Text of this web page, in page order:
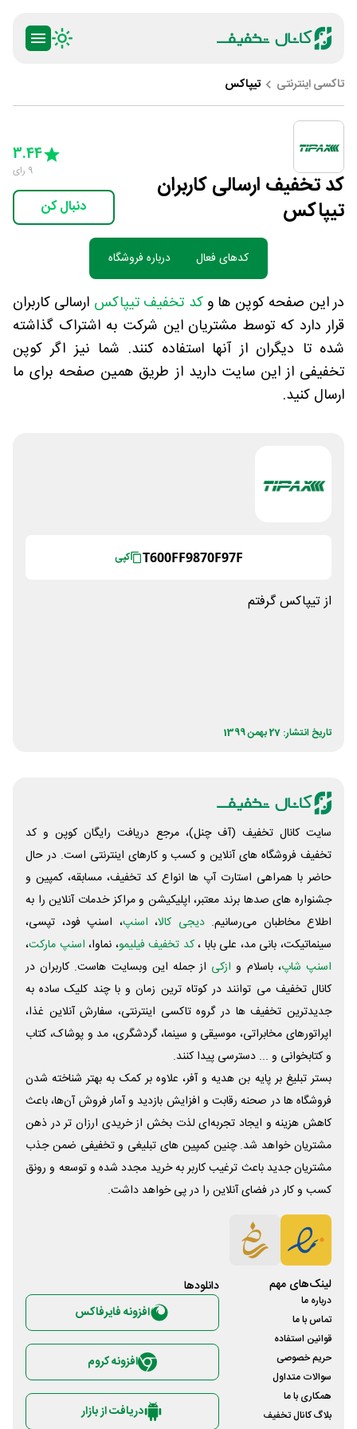
تاکسی اینترنتی تیپاکس‌
کد تخفیف ارسالی کاربران
تیپاکس‌
3 Stars
4 Stars
5 Stars
3.44
9 رای
دنبال کن
کدهای فعال درباره فروشگاه
در این صفحه کوپن ها وکد تخفیف تیپاکس‌ ارسالی کاربران
قرار دارد که توسط مشتریان این شرکت به اشتراک گذاشته
شده تا دیگران از آنها استفاده کنند. شما نیز اگر کوپن
تخفیفی از این سایت دارید از طریق همین صفحه برای ما
ارسال کنید.
T600FF9870F97F کپی
از تیپاکس گرفتم
تاریخ انتشار: 27 بهمن 1399
سایت کانال تخفیف (آف چنل)، مرجع دریافت رایگان کوپن و کد
تخفیف فروشگاه های آنلاین و کسب و‌ کارهای اینترنتی است. در حال
حاضر با همراهی استارت آپ ها انواع کد تخفیف، مسابقه، کمپین و
جشنواره های صدها برند معتبر، اپلیکیشن و مراکز خدمات آنلاین را به
اطلاع مخاطبان می‌رسانیم. دیجی کالا، اسنپ، اسنپ فود، تپسی،
سینماتیکت، بانی مد، علی‌ بابا ،کد تخفیف فیلیمو، نماوا، اسنپ مارکت،
اسنپ شاپ، باسلام و ازکی از جمله این وبسایت ‌هاست. کاربران در
کانال تخفیف می توانند در کوتاه ترین زمان و با چند کلیک ساده به
جدیدترین تخفیف ها در گروه تاکسی اینترنتی، سفارش آنلاین غذا،
اپراتورهای مخابراتی، موسیقی و سینما، گردشگری، مد و پوشاک، کتاب
و کتابخوانی و ... دسترسی پیدا کنند.
بستر تبلیغ بر پایه بن هدیه و آفر، علاوه بر کمک به بهتر شناخته شدن
فروشگاه ها در صحنه رقابت و افزایش بازدید و آمار فروش آن‌ها، باعث
کاهش هزینه و ایجاد تجربه‌ای لذت بخش از خریدی ارزان تر در ذهن
مشتریان خواهد شد. چنین کمپین های تبلیغی و تخفیفی ضمن جذب
مشتریان جدید باعث ترغیب کاربر به خرید مجدد شده و توسعه و رونق
کسب و کار در فضای آنلاین را در پی خواهد داشت.
لینک‌های مهم
درباره ما
تماس با ما
قوانین استفاده
حریم خصوصی
سوالات متداول
همکاری با ما
بلاگ کانال تخفیف
دانلود‌ها
افزونه فایرفاکس
افزونه کروم
دریافت از بازار